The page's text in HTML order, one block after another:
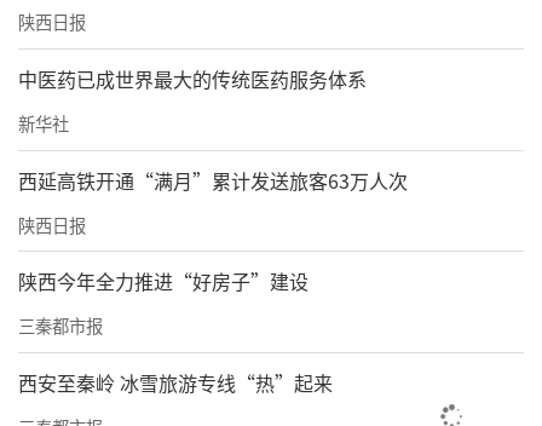
陕西日报
中医药已成世界最大的传统医药服务体系
新华社
西延高铁开通“满月”累计发送旅客63万人次
陕西日报
陕西今年全力推进“好房子”建设
三秦都市报
西安至秦岭 冰雪旅游专线“热”起来